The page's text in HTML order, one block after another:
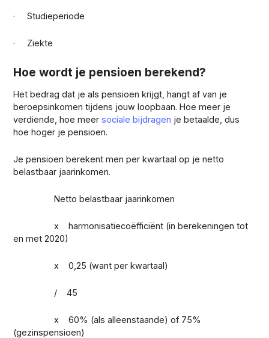
· Studieperiode
· Ziekte
Hoe wordt je pensioen berekend?
Het bedrag dat je als pensioen krijgt, hangt af van je
beroepsinkomen tijdens jouw loopbaan. Hoe meer je
verdiende, hoe meersociale bijdragen je betaalde, dus
hoe hoger je pensioen.
Je pensioen berekent men per kwartaal op je netto
belastbaar jaarinkomen.
Netto belastbaar jaarinkomen
x harmonisatiecoëfficiënt (in berekeningen tot
en met 2020)
x 0,25 (want per kwartaal)
/ 45
x 60% (als alleenstaande) of 75%
(gezinspensioen)